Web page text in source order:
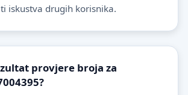
iskustva drugih korisnika.
provjere broja za